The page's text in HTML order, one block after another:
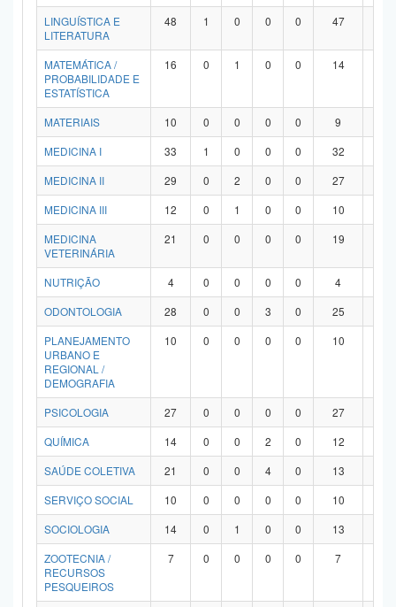
LINGUÍSTICA E
LITERATURA
48 1 0 0 0 47
MATEMÁTICA /
PROBABILIDADE E
ESTATÍSTICA
16 0 1 0 0 14
MATERIAIS 10 0 0 0 0 9
MEDICINA I
33 1 0 0 0 32
MEDICINA II
29 0 2 0 0 27
MEDICINA III
12 0 1 0 0 10
MEDICINA
VETERINÁRIA
21 0 0 0 0 19
NUTRIÇÃO 4 0 0 0 0 4
ODONTOLOGIA
28 0 0 3 0 25
PLANEJAMENTO
URBANO E
REGIONAL /
DEMOGRAFIA
10 0 0 0 0 10
PSICOLOGIA 27 0 0 0 0 27
QUÍMICA
14 0 0 2 0 12
SAÚDE COLETIVA
21 0 0 4 0 13
SERVIÇO SOCIAL
10 0 0 0 0 10
SOCIOLOGIA
14 0 1 0 0 13
ZOOTECNIA /
RECURSOS
PESQUEIROS
7 0 0 0 0 7